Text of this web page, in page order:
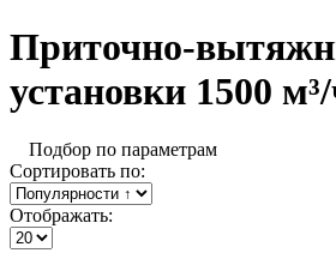
Приточно-
установки 1500
Подбор по параметрам
Сортировать по:
Отображать: